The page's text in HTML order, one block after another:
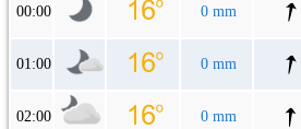
00:00 0 mm
01:00 0 mm
02:00 0 mm